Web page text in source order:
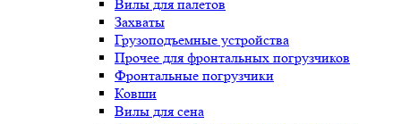
Вилы для палетов
Захваты
Грузоподъемные устройства
Прочее для фронтальных погрузчиков
Фронтальные погрузчики
Ковши
Вилы для сена